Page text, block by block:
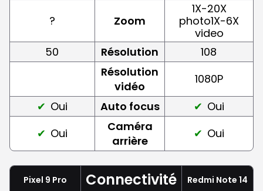
? Zoom
1X-20X
photo1X-6X
video
50
Résolution
108
Résolution
vidéo
1080P
Oui
Auto focus
Oui
Oui
Caméra
arrière
Oui
Pixel 9 Pro Connectivité Redmi Note 14